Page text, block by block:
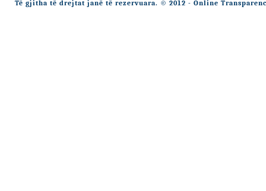
Të gjitha të drejtat janë të rezervuara. © 2012 - Online